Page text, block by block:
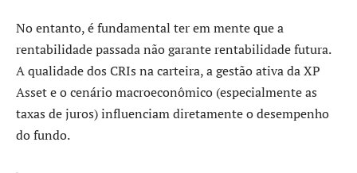
No entanto, é fundamental ter em mente que a
rentabilidade passada não garante rentabilidade futura.
A qualidade dos CRIs na carteira, a gestão ativa da XP
Asset e o cenário macroeconômico (especialmente as
taxas de juros) influenciam diretamente o desempenho
do fundo.